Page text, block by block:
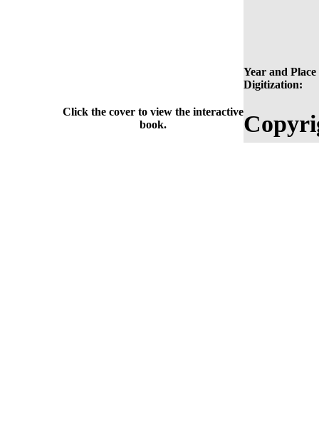
Year and Place
Digitization:
Click the cover to view the interactive
book.